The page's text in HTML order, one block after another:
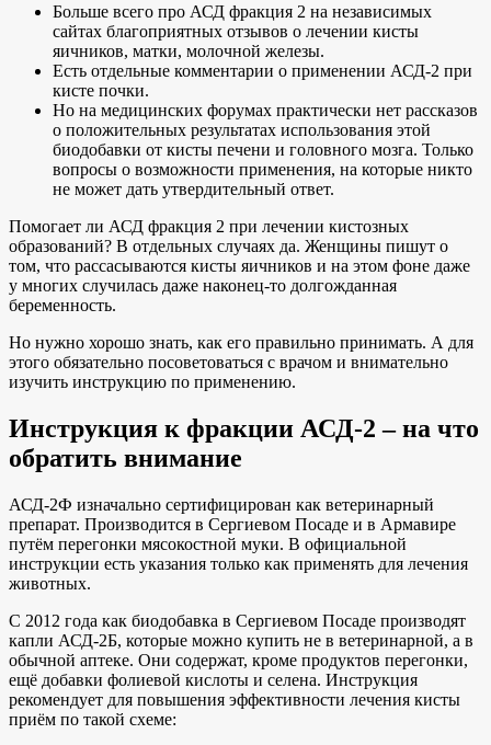
Больше всего про АСД фракция 2 на независимых
сайтах благоприятных отзывов о лечении кисты
яичников, матки, молочной железы.
Есть отдельные комментарии о применении АСД-2 при
кисте почки.
Но на медицинских форумах практически нет рассказов
о положительных результатах использования этой
биодобавки от кисты печени и головного мозга. Только
вопросы о возможности применения, на которые никто
не может дать утвердительный ответ.
Помогает ли АСД фракция 2 при лечении кистозных
образований? В отдельных случаях да. Женщины пишут о
том, что рассасываются кисты яичников и на этом фоне даже
у многих случилась даже наконец-то долгожданная
беременность.
Но нужно хорошо знать, как его правильно принимать. А для
этого обязательно посоветоваться с врачом и внимательно
изучить инструкцию по применению.
Инструкция к фракции АСД-2 – на что
обратить внимание
АСД-2Ф изначально сертифицирован как ветеринарный
препарат. Производится в Сергиевом Посаде и в Армавире
путём перегонки мясокостной муки. В официальной
инструкции есть указания только как применять для лечения
животных.
С 2012 года как биодобавка в Сергиевом Посаде производят
капли АСД-2Б, которые можно купить не в ветеринарной, а в
обычной аптеке. Они содержат, кроме продуктов перегонки,
ещё добавки фолиевой кислоты и селена. Инструкция
рекомендует для повышения эффективности лечения кисты
приём по такой схеме: